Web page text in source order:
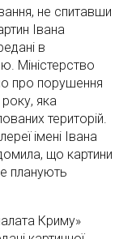
не спитавши
Івана
в
Міністерство
про порушення
року, яка
територій.
імені Івана
що картини
планують
Криму»